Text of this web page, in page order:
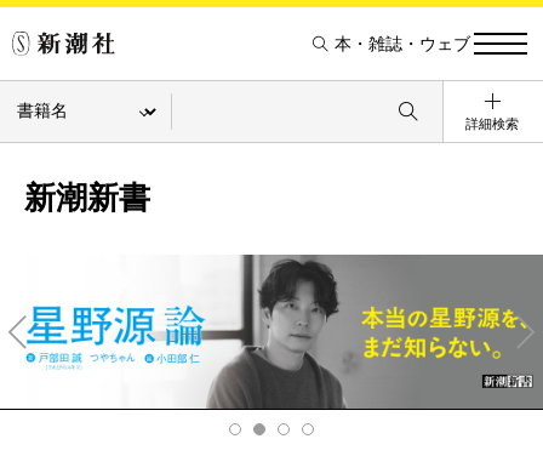
本・雑誌・ウェブ
詳細検索
新潮新書
v
Ne
xt